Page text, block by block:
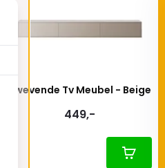
Zwevende Tv Meubel - Beige
449,-